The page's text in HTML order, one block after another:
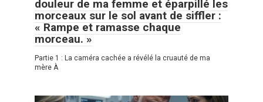
douleur de ma femme et éparpillé les
morceaux sur le sol avant de siffler :
« Rampe et ramasse chaque
morceau. »
Partie 1 : La caméra cachée a révélé la cruauté de ma
mère À